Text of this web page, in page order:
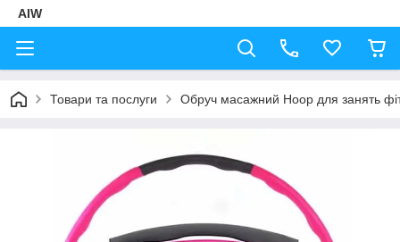
AIW
Товари та послуги Обруч масажний Hoop для занять